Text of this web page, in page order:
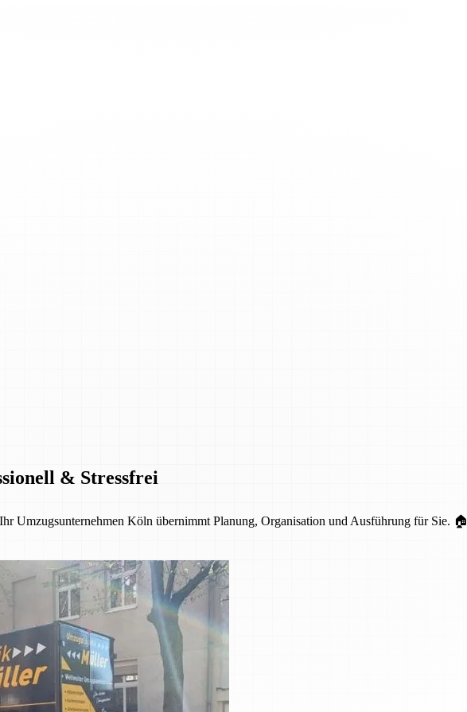
& Stressfrei
Umzugsunternehmen Köln übernimmt Planung, Organisation und Ausführung für Sie. 🏠